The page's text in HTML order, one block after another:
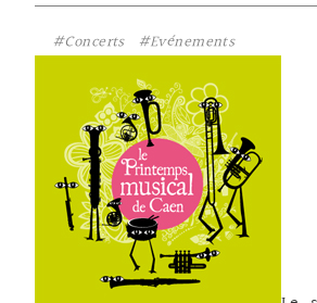
#Concerts
#Evénements